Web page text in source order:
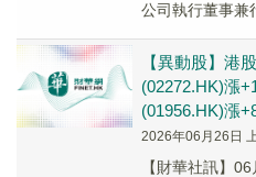
公司執行董事兼
【異動股】港
(02272.HK)漲
(01956.HK)漲
2026年06月26日
【財華社訊】